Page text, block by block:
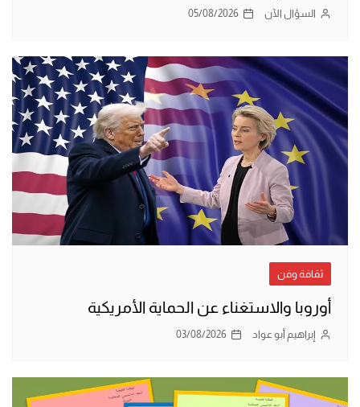
السؤال الآن 05/08/2026
ثقافة وفن
أوروبا والاستغناء عن الحماية الأمريكية
إبراهيم أبو عواد 03/08/2026